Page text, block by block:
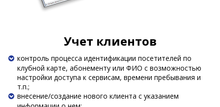
Учет клиентов
контроль процесса идентификации посетителей по
клубной карте, абонементу или ФИО с возможностью
настройки доступа к сервисам, времени пребывания и
т.п.;
внесение/создание нового клиента с указанием